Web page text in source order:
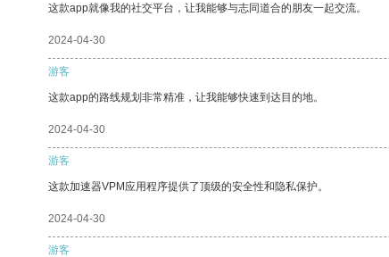
这款app就像我的社交平台，让我能够与志同道合的朋友一起交流。
2024-04-30
游客
这款app的路线规划非常精准，让我能够快速到达目的地。
2024-04-30
游客
这款加速器VPM应用程序提供了顶级的安全性和隐私保护。
2024-04-30
游客